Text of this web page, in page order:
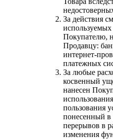
За действия
используемых
Покупателю,
Продавцу:
интернет-
платежных
За любые
косвенный
нанесен
пользования
понесенный в
перерывов в
изменения